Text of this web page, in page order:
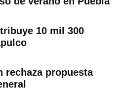
10 mil 300
rechaza propuesta